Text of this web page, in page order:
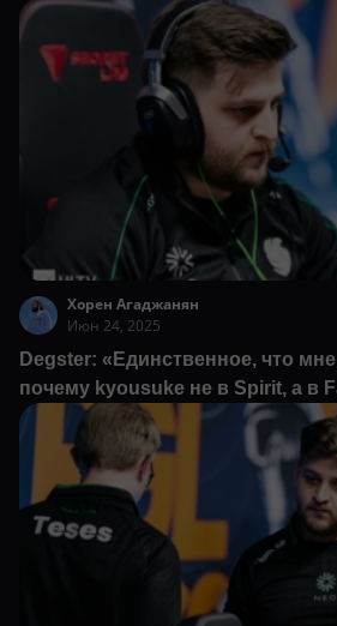
Хорен Агаджанян
Июн 24, 2025
Degster: «Единственное, что
почему kyousuke не в Spirit, а в